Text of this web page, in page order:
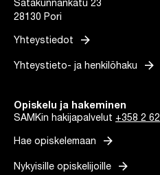
Satakunnankatu 23
28130 Pori
Yhteystiedot arrow_forward
Yhteystieto- ja henkilöhaku arrow_forward
Opiskelu ja hakeminen
SAMKin hakijapalvelut +358 2
Hae opiskelemaan arrow_forward
Nykyisille opiskelijoille arrow_forward